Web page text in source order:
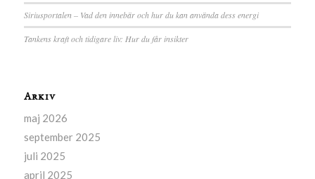
Siriusportalen – Vad den innebär och hur du kan använda dess energi
Tankens kraft och tidigare liv: Hur du får insikter
Arkiv
maj 2026
september 2025
juli 2025
april 2025